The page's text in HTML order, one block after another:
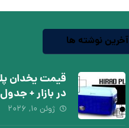
آخرین نوشته ها
در بازار + جدول
ژوئن ۱۰, ۲۰۲۶